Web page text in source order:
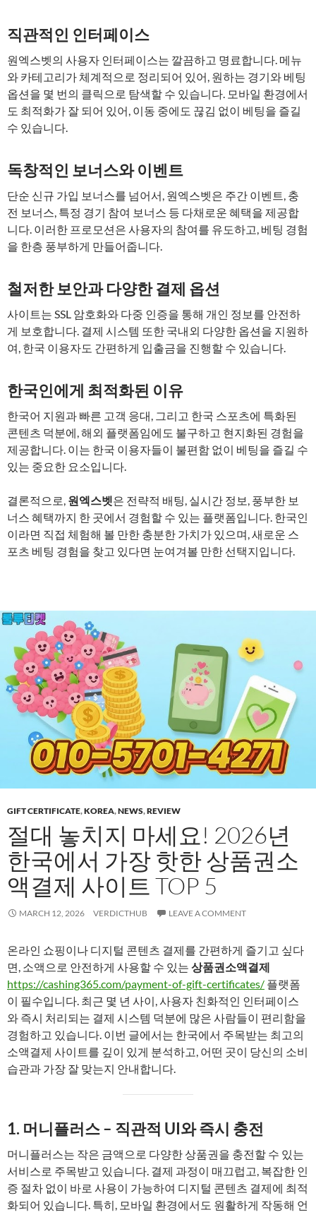
직관적인 인터페이스
원엑스벳의 사용자 인터페이스는 깔끔하고 명료합니다. 메뉴
와 카테고리가 체계적으로 정리되어 있어, 원하는 경기와 베팅
옵션을 몇 번의 클릭으로 탐색할 수 있습니다. 모바일 환경에서
도 최적화가 잘 되어 있어, 이동 중에도 끊김 없이 베팅을 즐길
수 있습니다.
독창적인 보너스와 이벤트
단순 신규 가입 보너스를 넘어서, 원엑스벳은 주간 이벤트, 충
전 보너스, 특정 경기 참여 보너스 등 다채로운 혜택을 제공합
니다. 이러한 프로모션은 사용자의 참여를 유도하고, 베팅 경험
을 한층 풍부하게 만들어줍니다.
철저한 보안과 다양한 결제 옵션
사이트는 SSL 암호화와 다중 인증을 통해 개인 정보를 안전하
게 보호합니다. 결제 시스템 또한 국내외 다양한 옵션을 지원하
여, 한국 이용자도 간편하게 입출금을 진행할 수 있습니다.
한국인에게 최적화된 이유
한국어 지원과 빠른 고객 응대, 그리고 한국 스포츠에 특화된
콘텐츠 덕분에, 해외 플랫폼임에도 불구하고 현지화된 경험을
제공합니다. 이는 한국 이용자들이 불편함 없이 베팅을 즐길 수
있는 중요한 요소입니다.
결론적으로, 원엑스벳은 전략적 배팅, 실시간 정보, 풍부한 보
너스 혜택까지 한 곳에서 경험할 수 있는 플랫폼입니다. 한국인
이라면 직접 체험해 볼 만한 충분한 가치가 있으며, 새로운 스
포츠 베팅 경험을 찾고 있다면 눈여겨볼 만한 선택지입니다.
GIFT CERTIFICATE,KOREA,NEWS,REVIEW
절대 놓치지 마세요! 2026년
한국에서 가장 핫한 상품권소
액결제 사이트 TOP 5
MARCH 12, 2026 VERDICTHUB LEAVE A COMMENT
온라인 쇼핑이나 디지털 콘텐츠 결제를 간편하게 즐기고 싶다
면, 소액으로 안전하게 사용할 수 있는 상품권소액결제
https://cashing365.com/payment-of-gift-certificates/ 플랫폼
이 필수입니다. 최근 몇 년 사이, 사용자 친화적인 인터페이스
와 즉시 처리되는 결제 시스템 덕분에 많은 사람들이 편리함을
경험하고 있습니다. 이번 글에서는 한국에서 주목받는 최고의
소액결제 사이트를 깊이 있게 분석하고, 어떤 곳이 당신의 소비
습관과 가장 잘 맞는지 안내합니다.
1. 머니플러스 – 직관적 UI와 즉시 충전
머니플러스는 작은 금액으로 다양한 상품권을 충전할 수 있는
서비스로 주목받고 있습니다. 결제 과정이 매끄럽고, 복잡한 인
증 절차 없이 바로 사용이 가능하여 디지털 콘텐츠 결제에 최적
화되어 있습니다. 특히, 모바일 환경에서도 원활하게 작동해 언